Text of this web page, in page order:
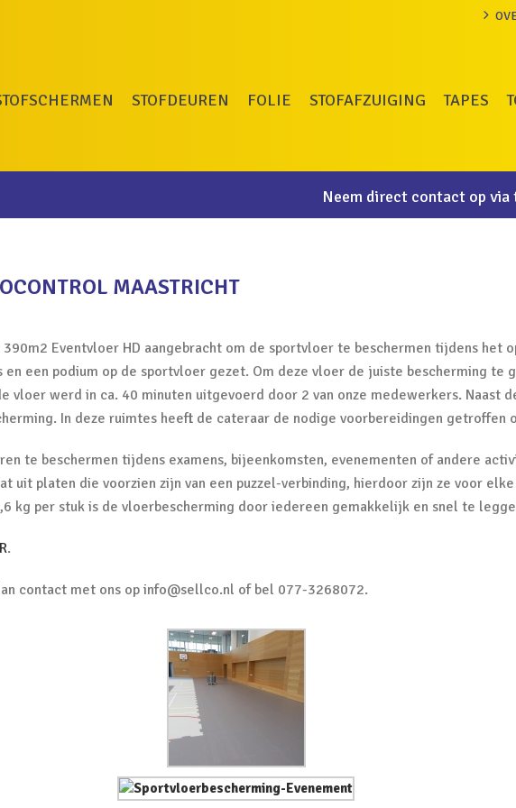
STOFDEUREN FOLIE STOFAFZUIGING TAPES
Neem direct contact op via
MAASTRICHT
Eventvloer HD aangebracht om de sportvloer te beschermen tijdens het
een podium op de sportvloer gezet. Om deze vloer de juiste bescherming te
vloer werd in ca. 40 minuten uitgevoerd door 2 van onze medewerkers. Naast
In deze ruimtes heeft de cateraar de nodige voorbereidingen getroffen
te beschermen tijdens examens, bijeenkomsten, evenementen of andere
uit platen die voorzien zijn van een puzzel-verbinding, hierdoor zijn ze voor
kg per stuk is de vloerbescherming door iedereen gemakkelijk en snel te
.
contact met ons op info@sellco.nl of bel 077-3268072.